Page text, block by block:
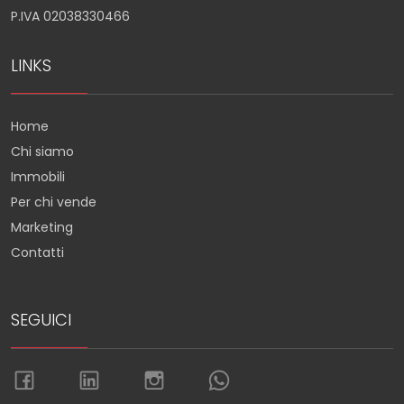
P.IVA 02038330466
LINKS
Home
Chi siamo
Immobili
Per chi vende
Marketing
Contatti
SEGUICI